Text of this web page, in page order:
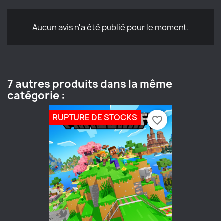
Aucun avis n'a été publié pour le moment.
7 autres produits dans la même
catégorie :
RUPTURE DE STOCKS favorite_border